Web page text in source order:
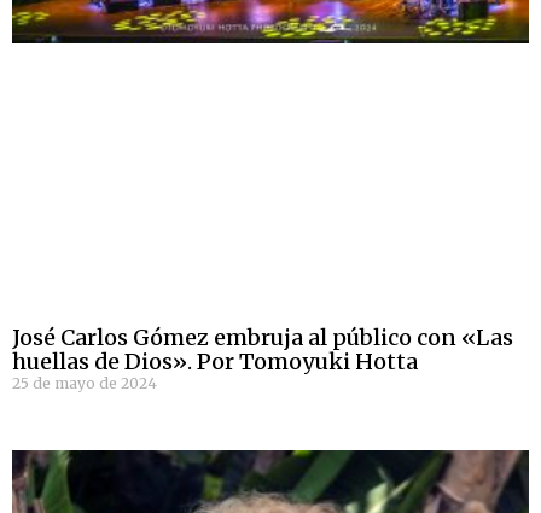
José Carlos Gómez embruja al público con «Las
huellas de Dios». Por Tomoyuki Hotta
25 de mayo de 2024